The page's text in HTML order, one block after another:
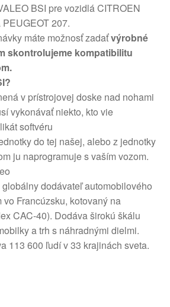
BSI pre vozidlá CITROEN
207.
máte možnosť zadaťvýrobné
skontrolujeme kompatibilitu
v prístrojovej doske nad nohami
vykonávať niekto, kto vie
softvéru
do tej našej, alebo z jednotky
ju naprogramuje s vaším vozom.
dodávateľ automobilového
Francúzsku, kotovaný na
CAC-40). Dodáva širokú škálu
a trh s náhradnými dielmi.
113 600 ľudí v 33 krajinách sveta.